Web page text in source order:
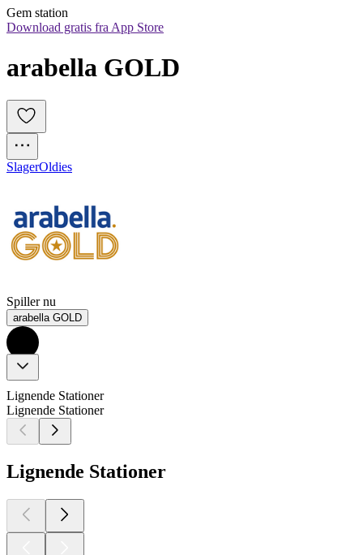
Gem station
Download gratis fra App Store
arabella GOLD
SlagerOldies
Spiller nu
arabella GOLD
Lignende Stationer
Lignende Stationer
Lignende Stationer